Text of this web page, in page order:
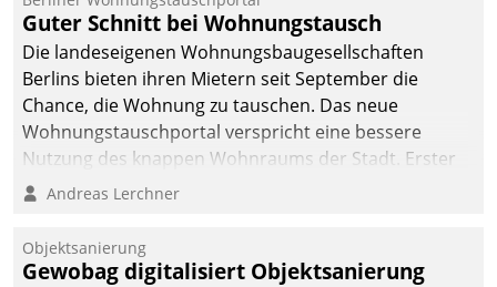
Guter Schnitt bei Wohnungstausch
Die landeseigenen Wohnungsbaugesellschaften
Berlins bieten ihren Mietern seit September die
Chance, die Wohnung zu tauschen. Das neue
Wohnungstauschportal verspricht eine bessere
Nutzung des knappen Wohnraums der Stadt. Erster
Anwendungsfall für Datatrains Lösung API-Hub mit
Unternehmen.
Andreas Lerchner
Objektsanierung
Gewobag digitalisiert Objektsanierung